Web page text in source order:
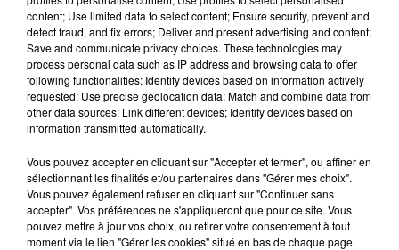
Lecture (2 min 2 sec)
100% Chez vous dans la Haute-Garonne
23 février 2024 - 2 min 2 sec
VIVRE FEMMES- MARIE ROUZEAU SUR 100%
Marie Rouzeau est Miss Beauté France 2023🤍❤️
content; Use limited data to select content; Ensure security, prevent and
detect fraud, and fix errors; Deliver and present advertising and content;
Save and communicate privacy choices. These technologies may
process personal data such as IP address and browsing data to offer
following functionalities: Identify devices based on information actively
requested; Use precise geolocation data; Match and combine data from
other data sources; Link different devices; Identify devices based on
information transmitted automatically.
Vous pouvez accepter en cliquant sur "Accepter et fermer", ou affiner en
sélectionnant les finalités et/ou partenaires dans "Gérer mes choix".
Vous pouvez également refuser en cliquant sur "Continuer sans
accepter". Vos préférences ne s'appliqueront que pour ce site. Vous
pouvez mettre à jour vos choix, ou retirer votre consentement à tout
moment via le lien "Gérer les cookies" situé en bas de chaque page.